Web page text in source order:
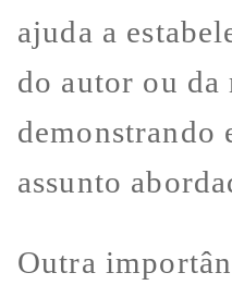
ajuda a
do autor ou da
demonstrando
assunto
Outra